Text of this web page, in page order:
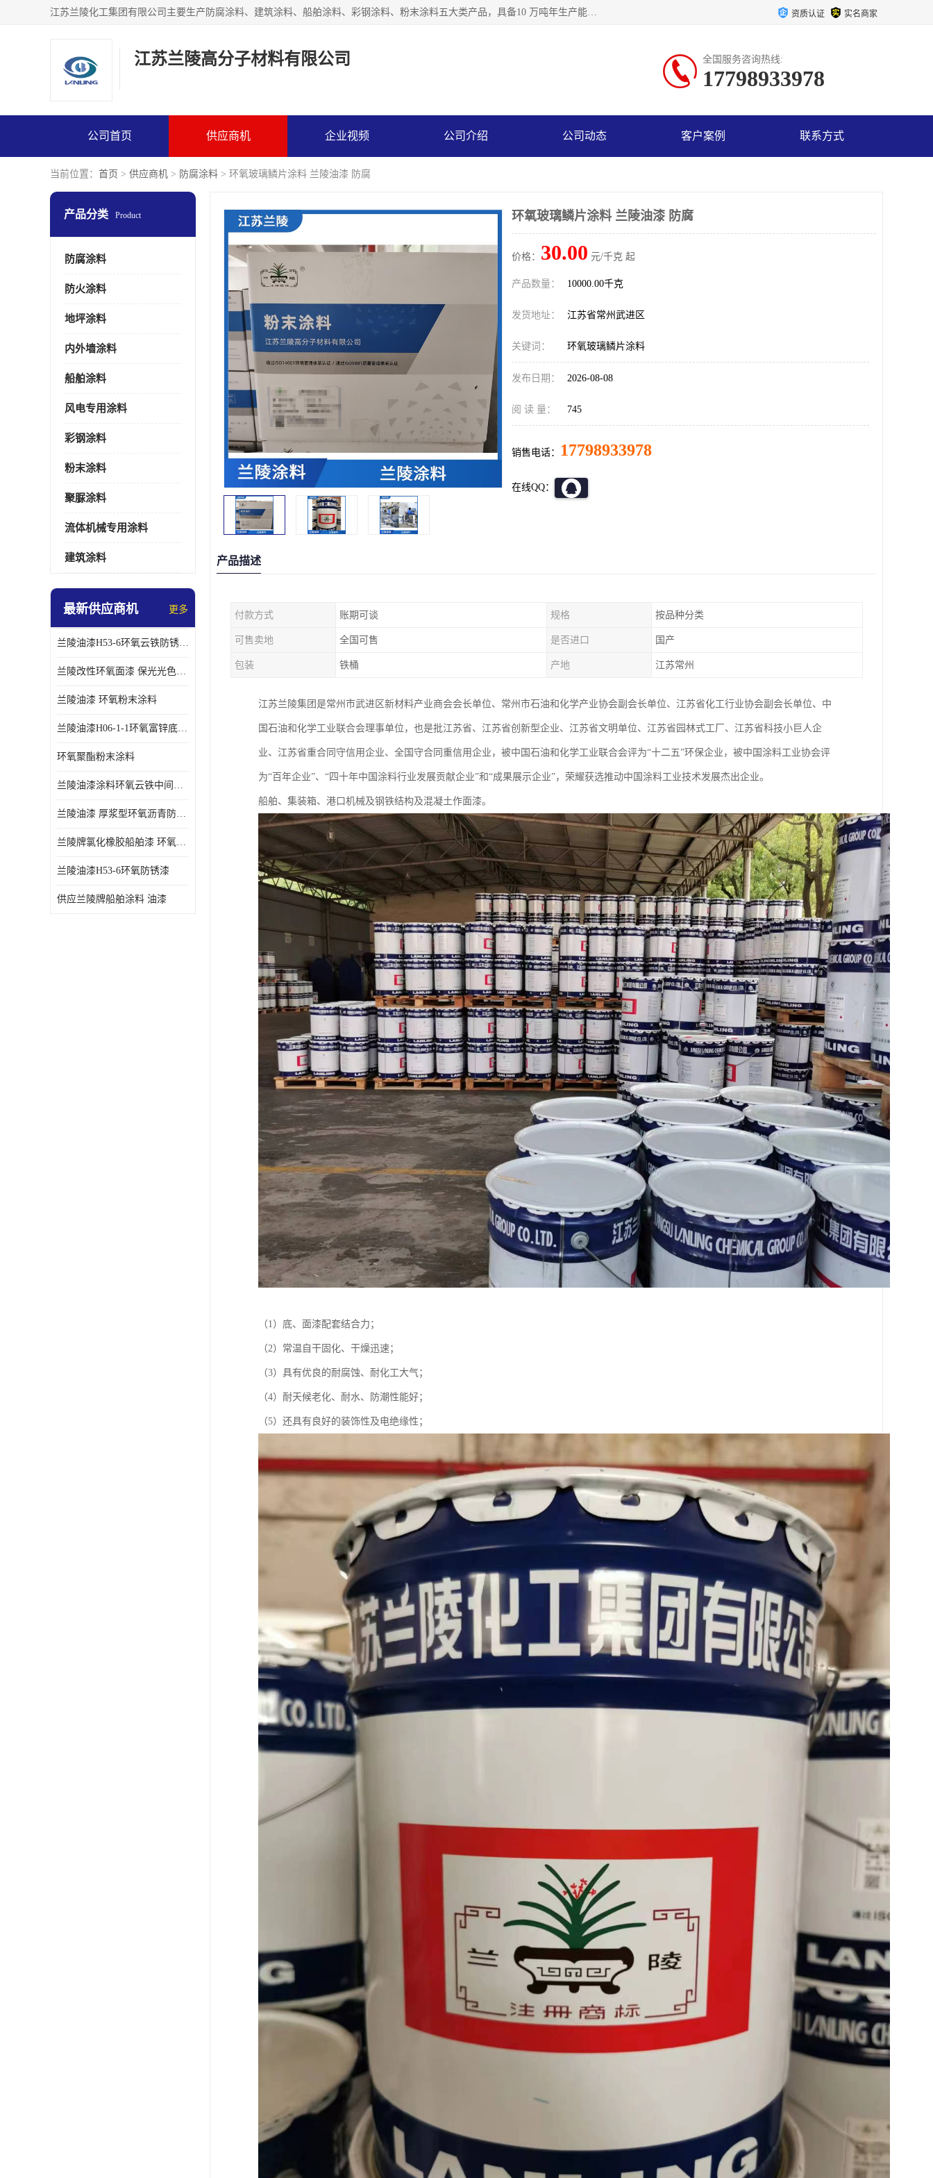
江苏兰陵化工集团有限公司主要生产防腐涂料、建筑涂料、船舶涂料、彩钢涂料、粉末涂料五大类产品，具备10 万吨年生产能力，可以提供优质精良的涂装施工服务，产品广销全国各地，大量出口亚非欧及拉美等国家。 资质认证 实名商家
江苏兰陵高分子材料有限公司 全国服务咨询热线:
17798933978
公司首页 供应商机 企业视频 公司介绍 公司动态 客户案例 联系方式
当前位置： 首页 > 供应商机 > 防腐涂料 > 环氧玻璃鳞片涂料 兰陵油漆 防腐
产品分类 Product
防腐涂料
防火涂料
地坪涂料
内外墙涂料
船舶涂料
风电专用涂料
彩钢涂料
粉末涂料
聚脲涂料
流体机械专用涂料
建筑涂料
最新供应商机 更多
兰陵油漆H53-6环氧云铁防锈漆链接性能强
兰陵改性环氧面漆 保光光色性更好 适用于室外防腐耐候性好
兰陵油漆 环氧粉末涂料
兰陵油漆H06-1-1环氧富锌底漆 船舶桥梁铁塔储罐防锈漆
环氧聚酯粉末涂料
兰陵油漆涂料环氧云铁中间漆、环氧煤沥青漆
兰陵油漆 厚浆型环氧沥青防锈漆 埋地管道专用漆
兰陵牌氯化橡胶船舶漆 环氧富锌底漆
兰陵油漆H53-6环氧防锈漆
供应兰陵牌船舶涂料 油漆
环氧玻璃鳞片涂料 兰陵油漆 防腐
价格： 30.00 元/千克 起
产品数量： 10000.00千克
发货地址： 江苏省常州武进区
关键词： 环氧玻璃鳞片涂料
发布日期： 2026-08-08
阅 读 量： 745
销售电话： 17798933978
在线QQ：
产品描述
付款方式 账期可谈 规格 按品种分类
可售卖地 全国可售 是否进口 国产
包装 铁桶 产地 江苏常州
江苏兰陵集团是常州市武进区新材料产业商会会长单位、常州市石油和化学产业协会副会长单位、江苏省化工行业协会副会长单位、中
国石油和化学工业联合会理事单位，也是批江苏省、江苏省创新型企业、江苏省文明单位、江苏省园林式工厂、江苏省科技小巨人企
业、江苏省重合同守信用企业、全国守合同重信用企业，被中国石油和化学工业联合会评为“十二五”环保企业，被中国涂料工业协会评
为“百年企业”、“四十年中国涂料行业发展贡献企业”和“成果展示企业”，荣耀获选推动中国涂料工业技术发展杰出企业。
船舶、集装箱、港口机械及钢铁结构及混凝土作面漆。
（1）底、面漆配套结合力；
（2）常温自干固化、干燥迅速；
（3）具有优良的耐腐蚀、耐化工大气；
（4）耐天候老化、耐水、防潮性能好；
（5）还具有良好的装饰性及电绝缘性；